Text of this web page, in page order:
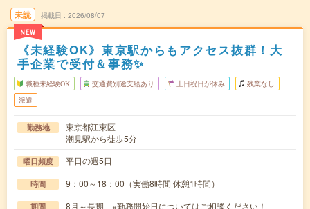
未読
NEW
掲載日 2026/08/07
《未経験OK》東京駅からもアクセス抜群！大
手企業で受付＆事務✨
職種未経験OK 交通費別途支給あり 土日祝日が休み 残業なし
派遣
勤務地
東京都江東区
潮見駅から徒歩5分
曜日頻度 平日の週5日
時間 9：00～18：00（実働8時間 休憩1時間）
期間 8月～長期 ※勤務開始日についてはご相談ください！